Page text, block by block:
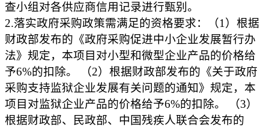
查小组对各供应商信用记录进行甄别。
2.落实政府采购政策需满足的资格要求：（1）根据
财政部发布的《政府采购促进中小企业发展暂行办
法》规定，本项目对小型和微型企业产品的价格给
予6%的扣除。 （2）根据财政部发布的《关于政府
采购支持监狱企业发展有关问题的通知》规定，本
项目对监狱企业产品的价格给予6%的扣除。 （3）
根据财政部、民政部、中国残疾人联合会发布的